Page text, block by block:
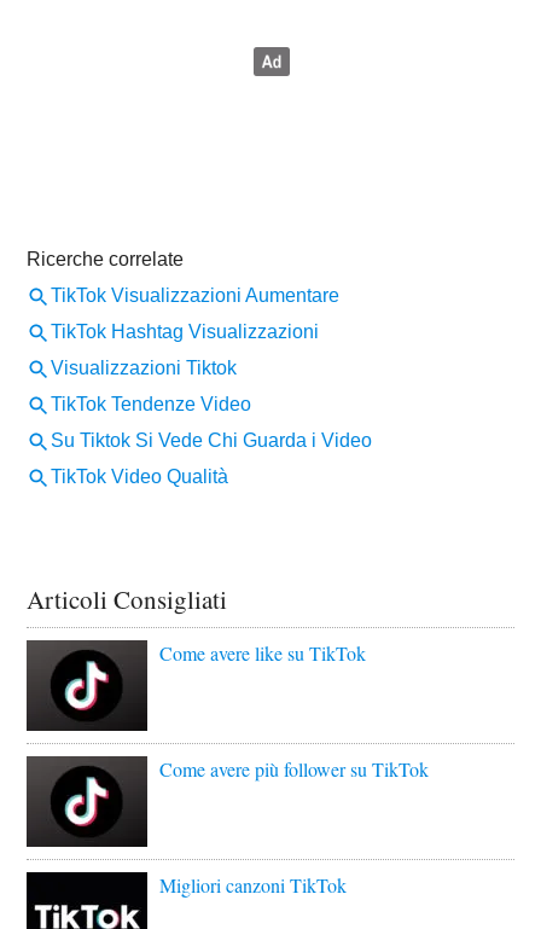
Articoli Consigliati
Come avere like su TikTok
Come avere più follower su TikTok
Migliori canzoni TikTok